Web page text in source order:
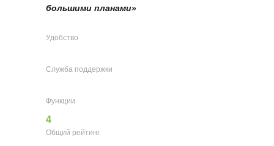
большими планами»
Удобство
Служба поддержки
Функции
4
Общий рейтинг